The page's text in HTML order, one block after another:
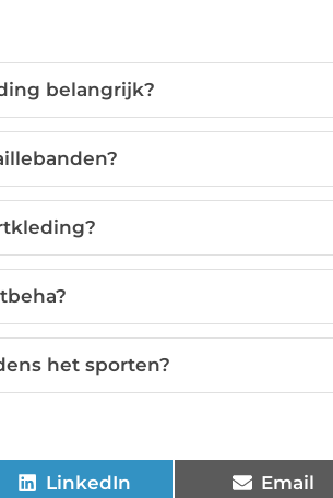
belangrijk?
het sporten?
LinkedIn Email